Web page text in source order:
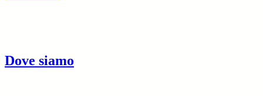
Dove siamo